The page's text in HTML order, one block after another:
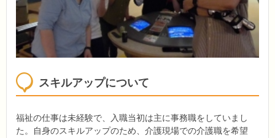
スキルアップについて
福祉の仕事は未経験で、入職当初は主に事務職をしていまし
た。自身のスキルアップのため、介護現場での介護職を希望